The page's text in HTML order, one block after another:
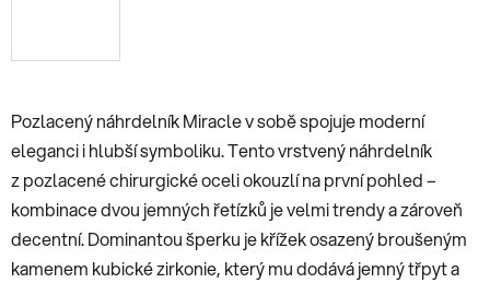
Pozlacený náhrdelník Miracle v sobě spojuje moderní
eleganci i hlubší symboliku. Tento vrstvený náhrdelník
z pozlacené chirurgické oceli okouzlí na první pohled –
kombinace dvou jemných řetízků je velmi trendy a zároveň
decentní. Dominantou šperku je křížek osazený broušeným
kamenem kubické zirkonie, který mu dodává jemný třpyt a